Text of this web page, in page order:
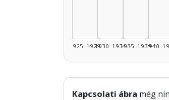
1925–19291930–19341935–1939
Kapcsolati ábra még